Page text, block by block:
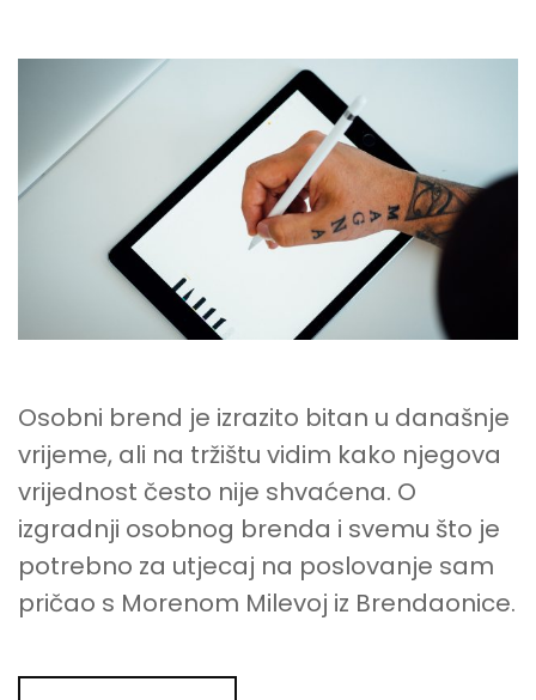
BREND
Osobni brend je izrazito bitan u današnje
vrijeme, ali na tržištu vidim kako njegova
vrijednost često nije shvaćena. O
izgradnji osobnog brenda i svemu što je
potrebno za utjecaj na poslovanje sam
pričao s Morenom Milevoj iz Brendaonice.